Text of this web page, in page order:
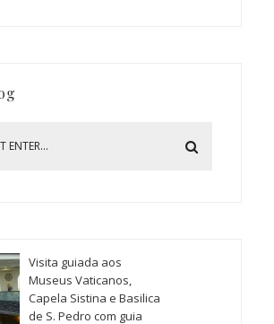
Visita guiada aos
Museus Vaticanos,
Capela Sistina e Basilica
de S. Pedro com guia